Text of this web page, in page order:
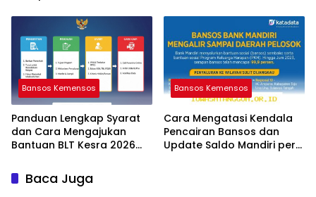
Bansos Kemensos
Panduan Lengkap Syarat
dan Cara Mengajukan
Bantuan BLT Kesra 2026
Bansos Kemensos
Cara Mengatasi Kendala
Pencairan Bansos dan
Update Saldo Mandiri per
Baca Juga